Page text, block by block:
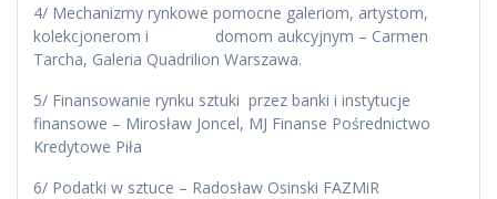
4/ Mechanizmy rynkowe pomocne galeriom, artystom,
kolekcjonerom i domom aukcyjnym – Carmen
Tarcha, Galeria Quadrilion Warszawa.
5/ Finansowanie rynku sztuki przez banki i instytucje
finansowe – Mirosław Joncel, MJ Finanse Pośrednictwo
Kredytowe Piła
6/ Podatki w sztuce – Radosław Osinski FAZMiR